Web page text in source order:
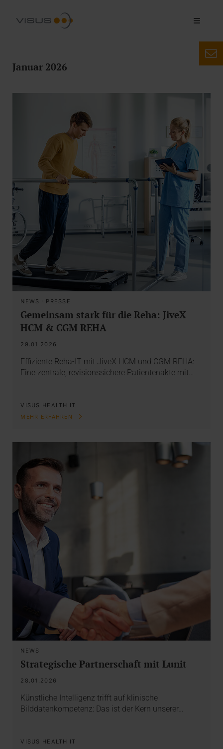
Januar 2026
NEWS · PRESSE
Gemeinsam stark für die Reha: JiveX
HCM & CGM REHA
29.01.2026
Effiziente Reha-IT mit JiveX HCM und CGM REHA:
Eine zentrale, revisionssichere Patientenakte mit…
VISUS HEALTH IT
MEHR ERFAHREN
NEWS
Strategische Partnerschaft mit Lunit
28.01.2026
Künstliche Intelligenz trifft auf klinische
Bilddatenkompetenz: Das ist der Kern unserer…
VISUS HEALTH IT